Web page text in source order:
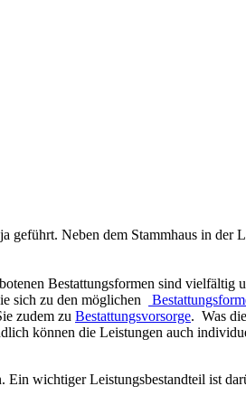
Neben dem Stammhaus in der
Bestattungsformen sind vielfältig
sich zu den möglichen
zudem zu Bestattungsvorsorge. Was
können die Leistungen auch
wichtiger Leistungsbestandteil ist